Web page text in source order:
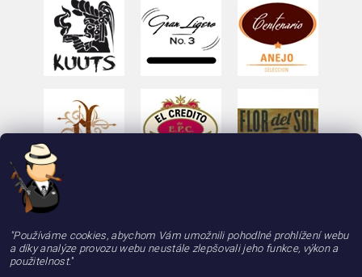
"Používáme cookies, abychom Vám umožnili pohodlné prohlížení webu
a díky analýze provozu webu neustále zlepšovali jeho funkce, výkon a
použitelnost."